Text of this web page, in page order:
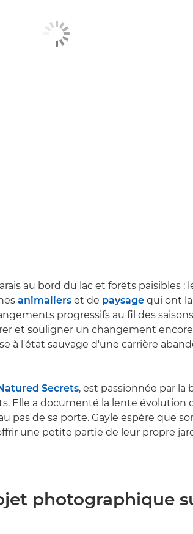
au bord du lac et forêts paisibles :
animaliers et de paysage qui ont
progressifs au fil des
et souligner un changement
à l'état sauvage d'une carrière
Secrets, est passionnée par la
Elle a documenté la lente évolution
pas de sa porte. Gayle espère que
une petite partie de leur propre
photographique